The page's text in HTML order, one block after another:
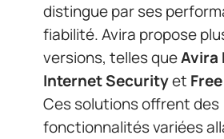
distingue par ses
fiabilité. Avira propose
versions, telles queAvira
Internet Securityet
Ces solutions offrent des
fonctionnalités variées